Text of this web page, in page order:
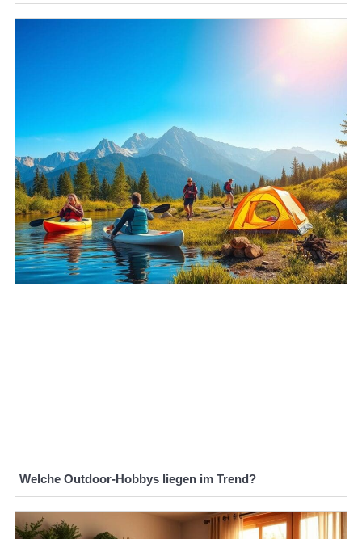
Welche Outdoor-Hobbys liegen im Trend?